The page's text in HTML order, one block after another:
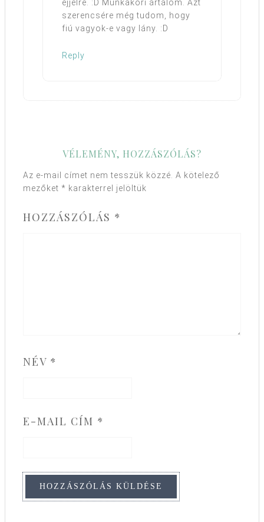
éjjelre. :D Munkaköri ártalom. Azt
szerencsére még tudom, hogy
fiú vagyok-e vagy lány. :D
Reply
VÉLEMÉNY, HOZZÁSZÓLÁS?
Az e-mail címet nem tesszük közzé. A kötelező
mezőket * karakterrel jelöltük
HOZZÁSZÓLÁS *
NÉV *
E-MAIL CÍM *